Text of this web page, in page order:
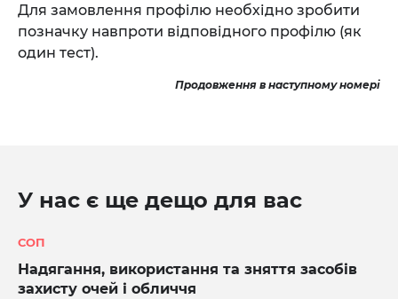
Для замовлення профілю необхідно зробити
позначку навпроти відповідного профілю (як
один тест).
Продовження в наступному номері
У нас є ще дещо для вас
СОП
Надягання, використання та зняття засобів
захисту очей і обличчя